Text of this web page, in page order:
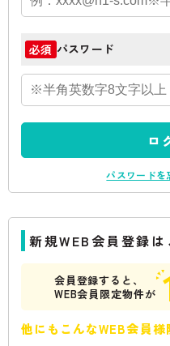
必須 パスワード
ロ
パスワード
新規WEB会員登録は
会員登録すると、
WEB会員限定物件が
他にもこんなWEB会員様